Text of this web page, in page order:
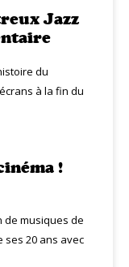
Jazz
du
à la fin du
!
de musiques de
ses 20 ans avec